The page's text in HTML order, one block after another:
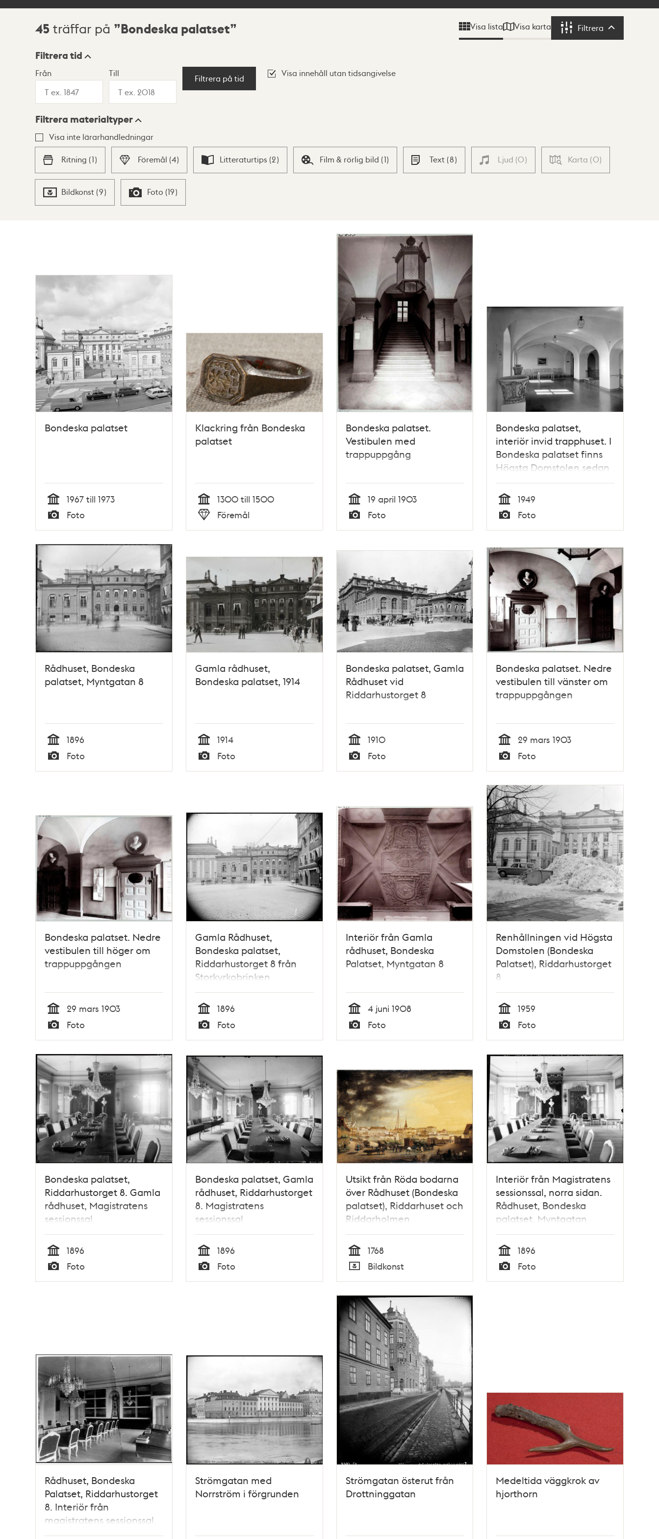
Sökresultat
45 träffar på Bondeska palatset Visa lista Visa karta Filtrera Filtrera
Visningsläge
Lista Karta
Filtrera tid
Från Till
Filtrera på tid
Visa innehåll utan tidsangivelse
Filtrera materialtyper
Visa inte lärarhandledningar
Ritning (1) Föremål (4) Litteraturtips (2) Film & rörlig bild (1) Text (8) Ljud (0) Karta (0)
Bildkonst (9) Foto (19)
Bondeska palatset
Tid
1967 till 1973
Typ
Foto
Klackring från Bondeska
palatset
Tid
1300 till 1500
Typ
Föremål
Bondeska palatset.
Vestibulen med
trappuppgång
Tid
19 april 1903
Typ
Foto
Bondeska palatset,
interiör invid trapphuset. I
Bondeska palatset finns
Högsta Domstolen sedan
1949
Tid
1949
Typ
Foto
Rådhuset, Bondeska
palatset, Myntgatan 8
Tid
1896
Foto
Gamla rådhuset,
Bondeska palatset, 1914
Tid
1914
Foto
Bondeska palatset, Gamla
Rådhuset vid
Riddarhustorget 8
Tid
1910
Foto
Bondeska palatset. Nedre
vestibulen till vänster om
trappuppgången
Tid
29 mars 1903
Foto
Bondeska palatset. Nedre
vestibulen till höger om
trappuppgången
Tid
29 mars 1903
Typ
Foto
Gamla Rådhuset,
Bondeska palatset,
Riddarhustorget 8 från
Storkyrkobrinken
Tid
1896
Typ
Foto
Interiör från Gamla
rådhuset, Bondeska
Palatset, Myntgatan 8
Tid
4 juni 1908
Typ
Foto
Renhållningen vid Högsta
Domstolen (Bondeska
Palatset), Riddarhustorget
8
Tid
1959
Typ
Foto
Bondeska palatset,
Riddarhustorget 8. Gamla
rådhuset, Magistratens
sessionssal
Tid
1896
Typ
Foto
Bondeska palatset, Gamla
rådhuset, Riddarhustorget
8. Magistratens
sessionssal
Tid
1896
Typ
Foto
Utsikt från Röda bodarna
över Rådhuset (Bondeska
palatset), Riddarhuset och
Riddarholmen
Tid
1768
Typ
Bildkonst
Interiör från Magistratens
sessionssal, norra sidan.
Rådhuset, Bondeska
palatset, Myntgatan
Tid
1896
Typ
Foto
Rådhuset, Bondeska
Palatset, Riddarhustorget
8. Interiör från
magistratens sessionssal,
södra delen
Strömgatan med
Norrström i förgrunden
Strömgatan österut från
Drottninggatan
Medeltida väggkrok av
hjorthorn